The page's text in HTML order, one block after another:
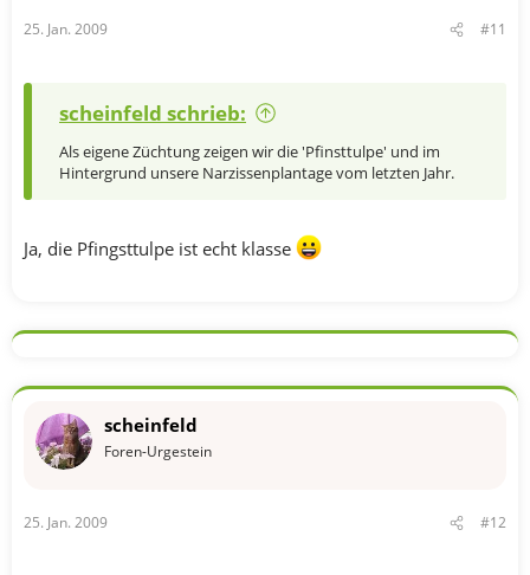
25. Jan. 2009 #11
scheinfeld schrieb:
Als eigene Züchtung zeigen wir die 'Pfinsttulpe' und im
Hintergrund unsere Narzissenplantage vom letzten Jahr.
Ja, die Pfingsttulpe ist echt klasse
scheinfeld
Foren-Urgestein
25. Jan. 2009 #12